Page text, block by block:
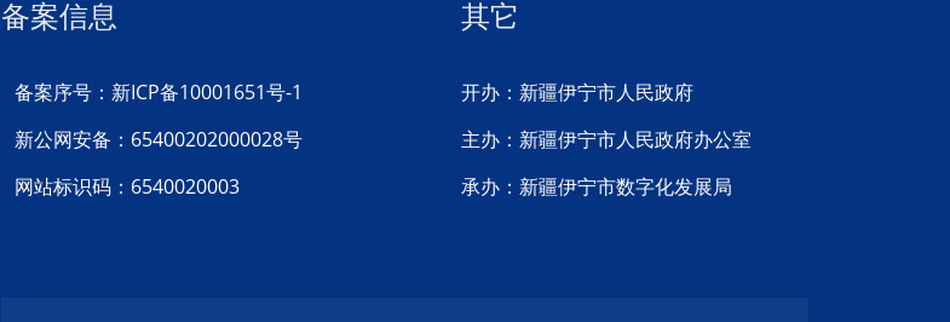
备案信息
备案序号：新ICP备10001651号-1
新公网安备：65400202000028号
网站标识码：6540020003
其它
开办：新疆伊宁市人民政府
主办：新疆伊宁市人民政府办公室
承办：新疆伊宁市数字化发展局